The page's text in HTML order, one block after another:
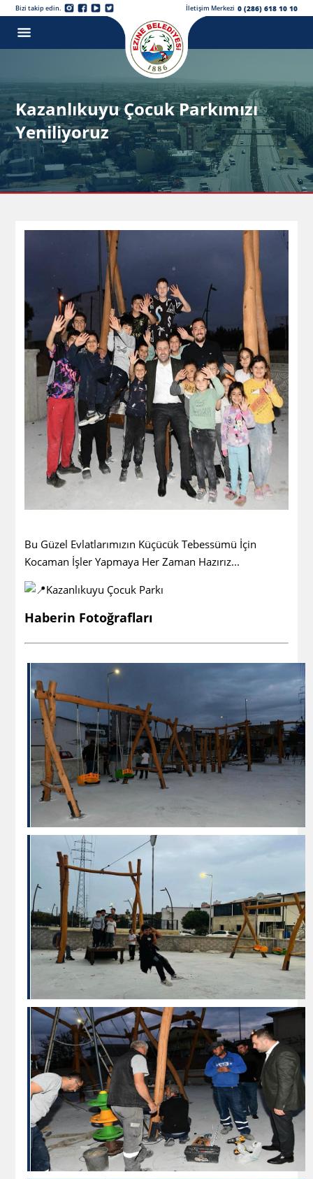
Bizi takip edin. İletişim Merkezi 0 (286) 618 10 10
Kazanlıkuyu Çocuk Parkımızı
Yeniliyoruz
Bu Güzel Evlatlarımızın Küçücük Tebessümü İçin
Kocaman İşler Yapmaya Her Zaman Hazırız...
Kazanlıkuyu Çocuk Parkı
Haberin Fotoğrafları